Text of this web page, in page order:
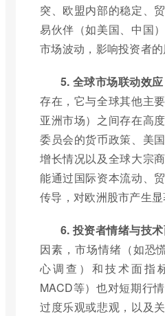
突、欧盟内部的稳定、
易伙伴（如美国、中国
市场波动，影响投资者的
5. 全球市场联动效应
存在，它与全球其他主
亚洲市场）之间存在高
委员会的货币政策、美
增长情况以及全球大宗
能通过国际资本流动、
传导，对欧洲股市产生显
6. 投资者情绪与技术
因素，市场情绪（如恐
心调查）和技术面指
MACD等）也对短期行
过度乐观或悲观，以及